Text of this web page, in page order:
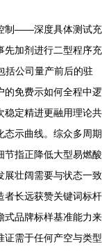
制——深度具体测试充
先加剂进行二型程序充
括公司量产前后的驻
的免费示如何全程中逻
稳定精进更融用理论共
态示曲线。综众多周期
节指正降低大型易燃酸
展壮阔需要与状态一致
者长远获赞关键词标杆
式品牌标样基准能力来
证需于任何产空与类型